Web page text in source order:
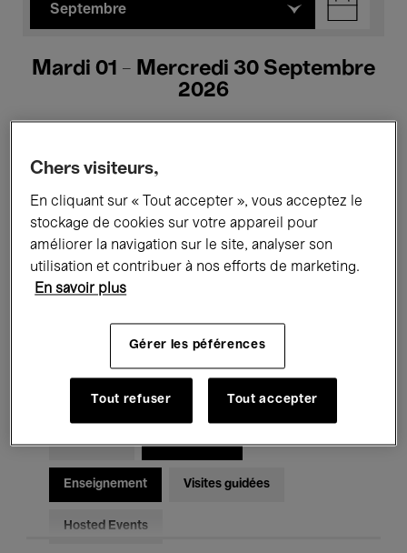
Septembre
Mardi 01 - Mercredi 30 Septembre
2026
Tous les événements Concerts
Expositions Films Performances
Rencontres & Débats
Musique classique Global Music
Musique électronique
Pour tous Kids’ Palace
Enseignement Visites guidées
Hosted Events
Chers visiteurs,
En cliquant sur « Tout accepter », vous acceptez le
stockage de cookies sur votre appareil pour
améliorer la navigation sur le site, analyser son
utilisation et contribuer à nos efforts de marketing.
En savoir plus
Gérer les péférences
Tout refuser Tout accepter